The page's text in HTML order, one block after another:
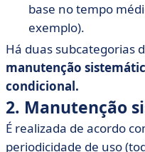
base no tempo
exemplo).
Há duas subcategorias
manutenção
condicional.
2. Manutenção
É realizada de acordo
periodicidade de uso